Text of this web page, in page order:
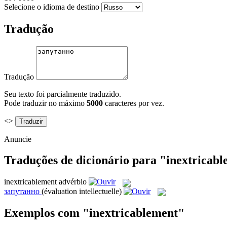
Selecione o idioma de destino
Tradução
Tradução
Seu texto foi parcialmente traduzido.
Pode traduzir no máximo 5000 caracteres por vez.
<>
Anuncie
Traduções de dicionário para
inextricablement advérbio
запутанно (évaluation intellectuelle)
Exemplos com "inextricablement"